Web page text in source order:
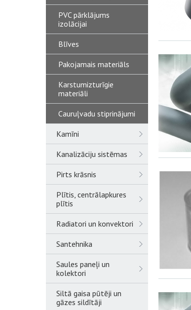
PVC pārklājums
izolācijai
Blīves
Pakojamais materiāls
Karstumizturīgie
materiāli
Cauruļvadu stiprinājumi
Kamīni
Kanalizāciju sistēmas
Pirts krāsnis
Plītis, centrālapkures
plītis
Radiatori un konvektori
Santehnika
Saules paneļi un
kolektori
Siltā gaisa pūtēji un
gāzes sildītāji